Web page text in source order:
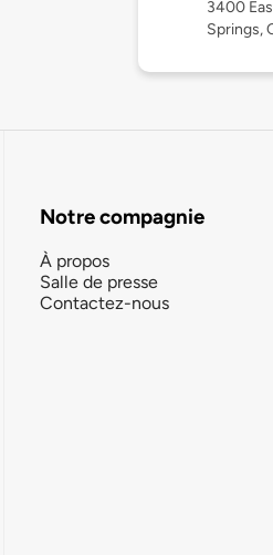
3400
Springs,
Notre compagnie
À propos
Salle de presse
Contactez-nous